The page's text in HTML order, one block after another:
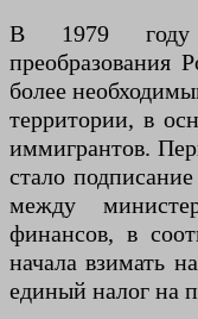
В 1979 году
преобразования
более
территории, в
иммигрантов.
стало
между
финансов, в
начала взимать
единый налог на